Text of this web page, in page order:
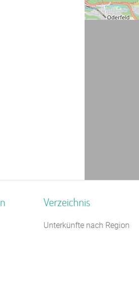
Verzeichnis
Unterkünfte nach Region